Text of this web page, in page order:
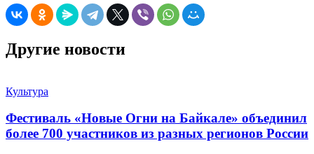
Другие новости
Культура
Фестиваль «Новые Огни на Байкале» объединил
более 700 участников из разных регионов России